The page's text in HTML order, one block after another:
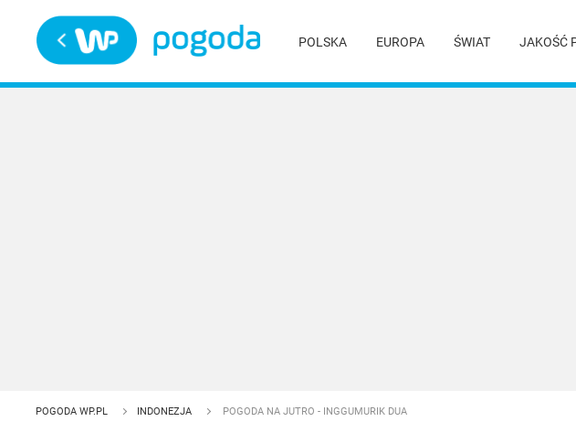
POLSKA EUROPA ŚWIAT JAKOŚĆ
POGODA WP.PL INDONEZJA POGODA NA JUTRO - INGGUMURIK DUA